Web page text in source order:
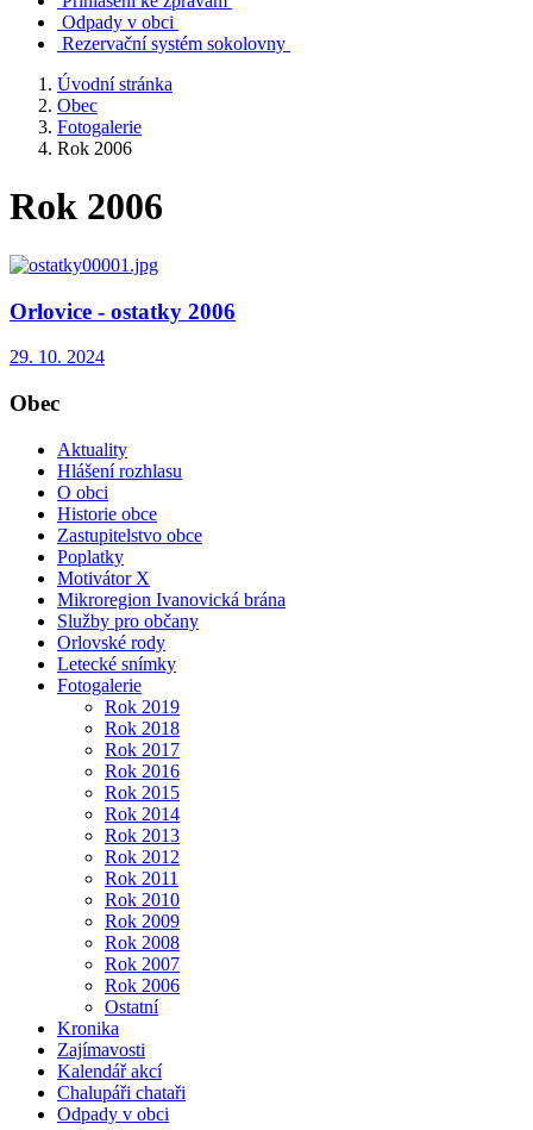
Odpady v obci
Rezervační systém sokolovny
Úvodní stránka
Obec
Fotogalerie
Rok 2006
Rok 2006
Orlovice - ostatky 2006
29. 10. 2024
Obec
Aktuality
Hlášení rozhlasu
O obci
Historie obce
Zastupitelstvo obce
Poplatky
Motivátor X
Mikroregion Ivanovická brána
Služby pro občany
Orlovské rody
Letecké snímky
Fotogalerie
Rok 2019
Rok 2018
Rok 2017
Rok 2016
Rok 2015
Rok 2014
Rok 2013
Rok 2012
Rok 2011
Rok 2010
Rok 2009
Rok 2008
Rok 2007
Rok 2006
Ostatní
Kronika
Zajímavosti
Kalendář akcí
Chalupáři chataři
Odpady v obci